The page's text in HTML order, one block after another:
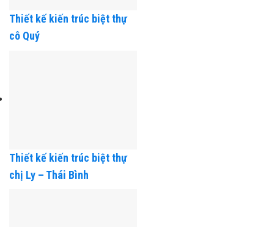
Thiết kế kiến trúc biệt thự
cô Quý
Thiết kế kiến trúc biệt thự
chị Ly – Thái Bình